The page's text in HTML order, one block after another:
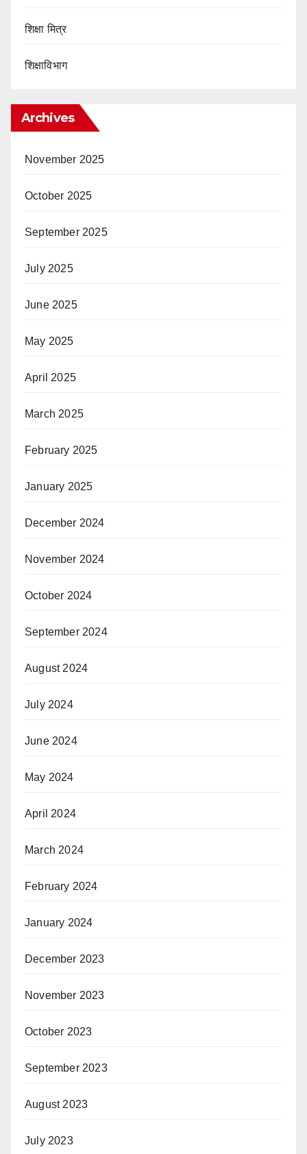
शिक्षा मित्र
शिक्षाविभाग
Archives
November 2025
October 2025
September 2025
July 2025
June 2025
May 2025
April 2025
March 2025
February 2025
January 2025
December 2024
November 2024
October 2024
September 2024
August 2024
July 2024
June 2024
May 2024
April 2024
March 2024
February 2024
January 2024
December 2023
November 2023
October 2023
September 2023
August 2023
July 2023